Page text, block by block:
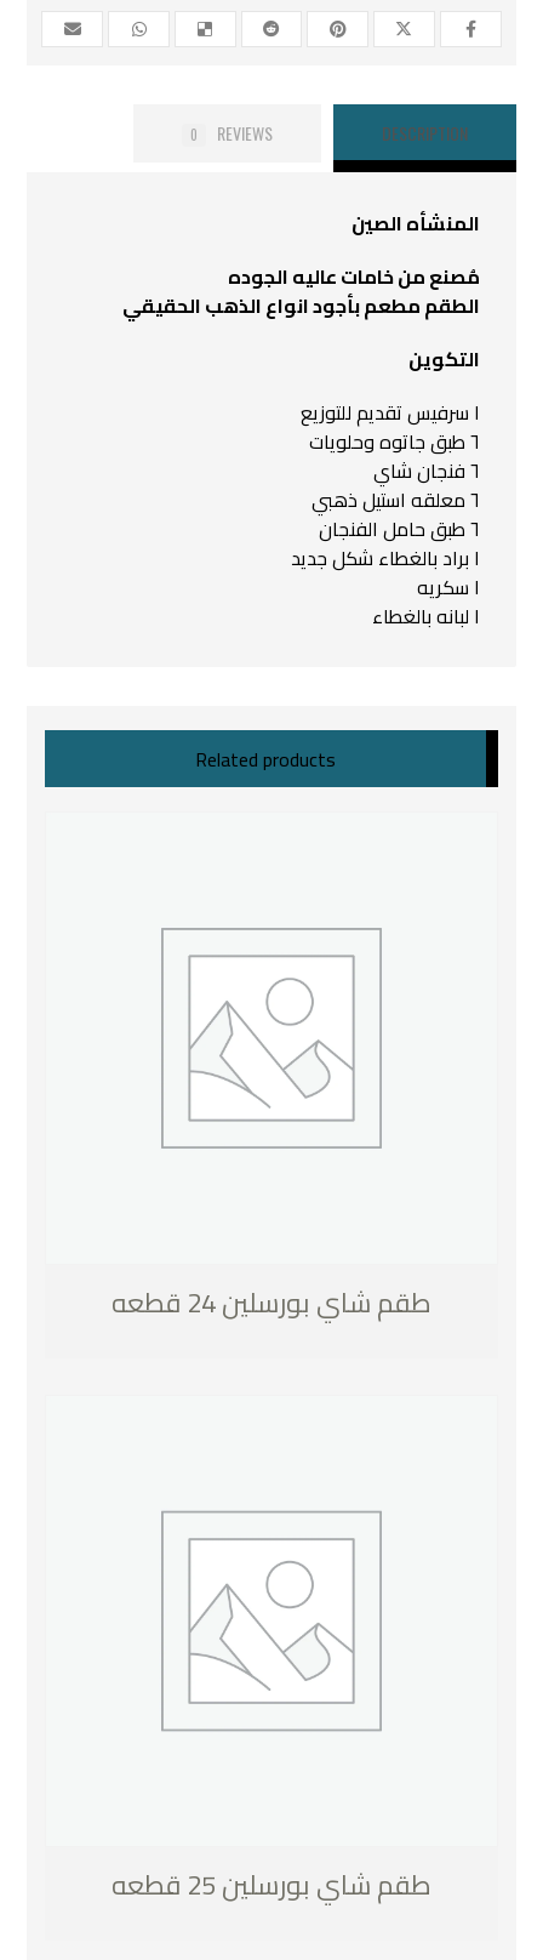
DESCRIPTION
REVIEWS
0
المنشأه الصين
مُصنع من خامات عاليه الجوده
الطقم مطعم بأجود انواع الذهب الحقيقي
التكوين
١ سرفيس تقديم للتوزيع
٦ طبق جاتوه وحلويات
٦ فنجان شاي
٦ معلقه استيل ذهبي
٦ طبق حامل الفنجان
١ براد بالغطاء شكل جديد
١ سكريه
١ لبانه بالغطاء
Related products
طقم شاي بورسلين 24 قطعه
طقم شاي بورسلين 25 قطعه